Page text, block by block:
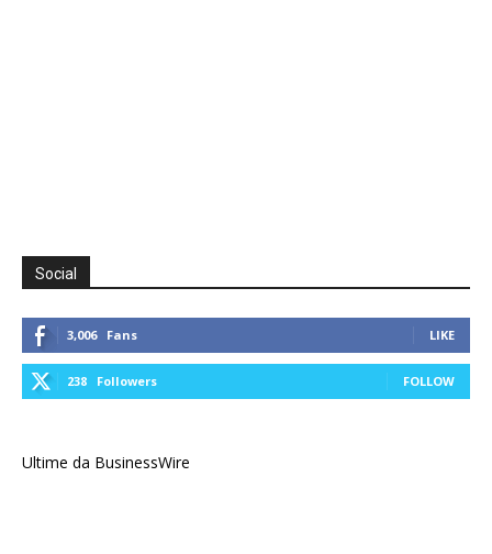
Social
3,006 Fans LIKE
238 Followers FOLLOW
Ultime da BusinessWire